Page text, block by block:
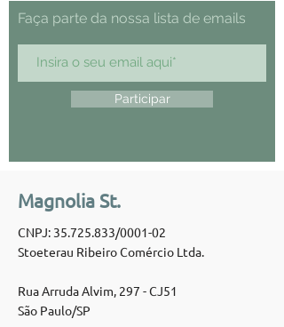
Faça parte da nossa lista de emails
Participar
Magnolia St.
CNPJ: 35.725.833/0001-02
Stoeterau Ribeiro Comércio Ltda.
Rua Arruda Alvim, 297 - CJ51
São Paulo/SP